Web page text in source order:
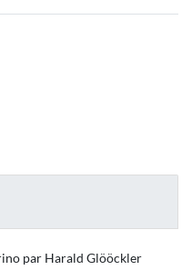
par Harald Glööckler